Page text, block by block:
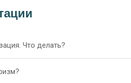
Что делать?